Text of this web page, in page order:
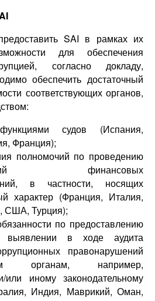
SAI в рамках их
для обеспечения
согласно докладу,
обеспечить достаточный
соответствующих органов,
судов (Испания,
Франция);
полномочий по проведению
финансовых
в частности, носящих
характер (Франция, Италия,
США, Турция);
по предоставлению
выявлении в ходе аудита
правонарушений
органам, например,
или иному законодательному
Индия, Маврикий, Оман,